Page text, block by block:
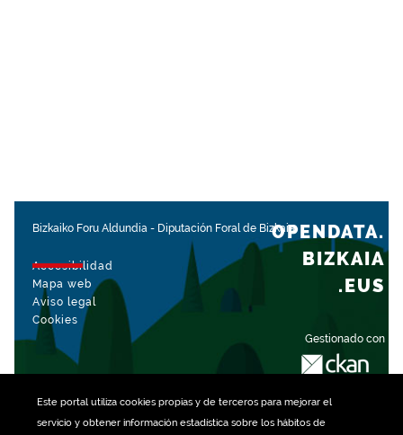
Este portal utiliza cookiespropias y de terceros para mejorar el
servicio y obtener información estadística sobre los hábitos de
Bizkaiko Foru Aldundia - Diputación Foral de Bizkaia
Accesibilidad
Mapa web
Aviso legal
Cookies
Gestionado con
OPENDATA.
BIZKAIA
.EUS